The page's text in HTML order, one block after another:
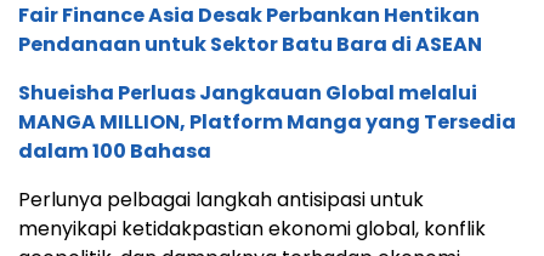
Fair Finance Asia Desak Perbankan Hentikan
Pendanaan untuk Sektor Batu Bara di ASEAN
Shueisha Perluas Jangkauan Global melalui
MANGA MILLION, Platform Manga yang Tersedia
dalam 100 Bahasa
Perlunya pelbagai langkah antisipasi untuk
menyikapi ketidakpastian ekonomi global, konflik